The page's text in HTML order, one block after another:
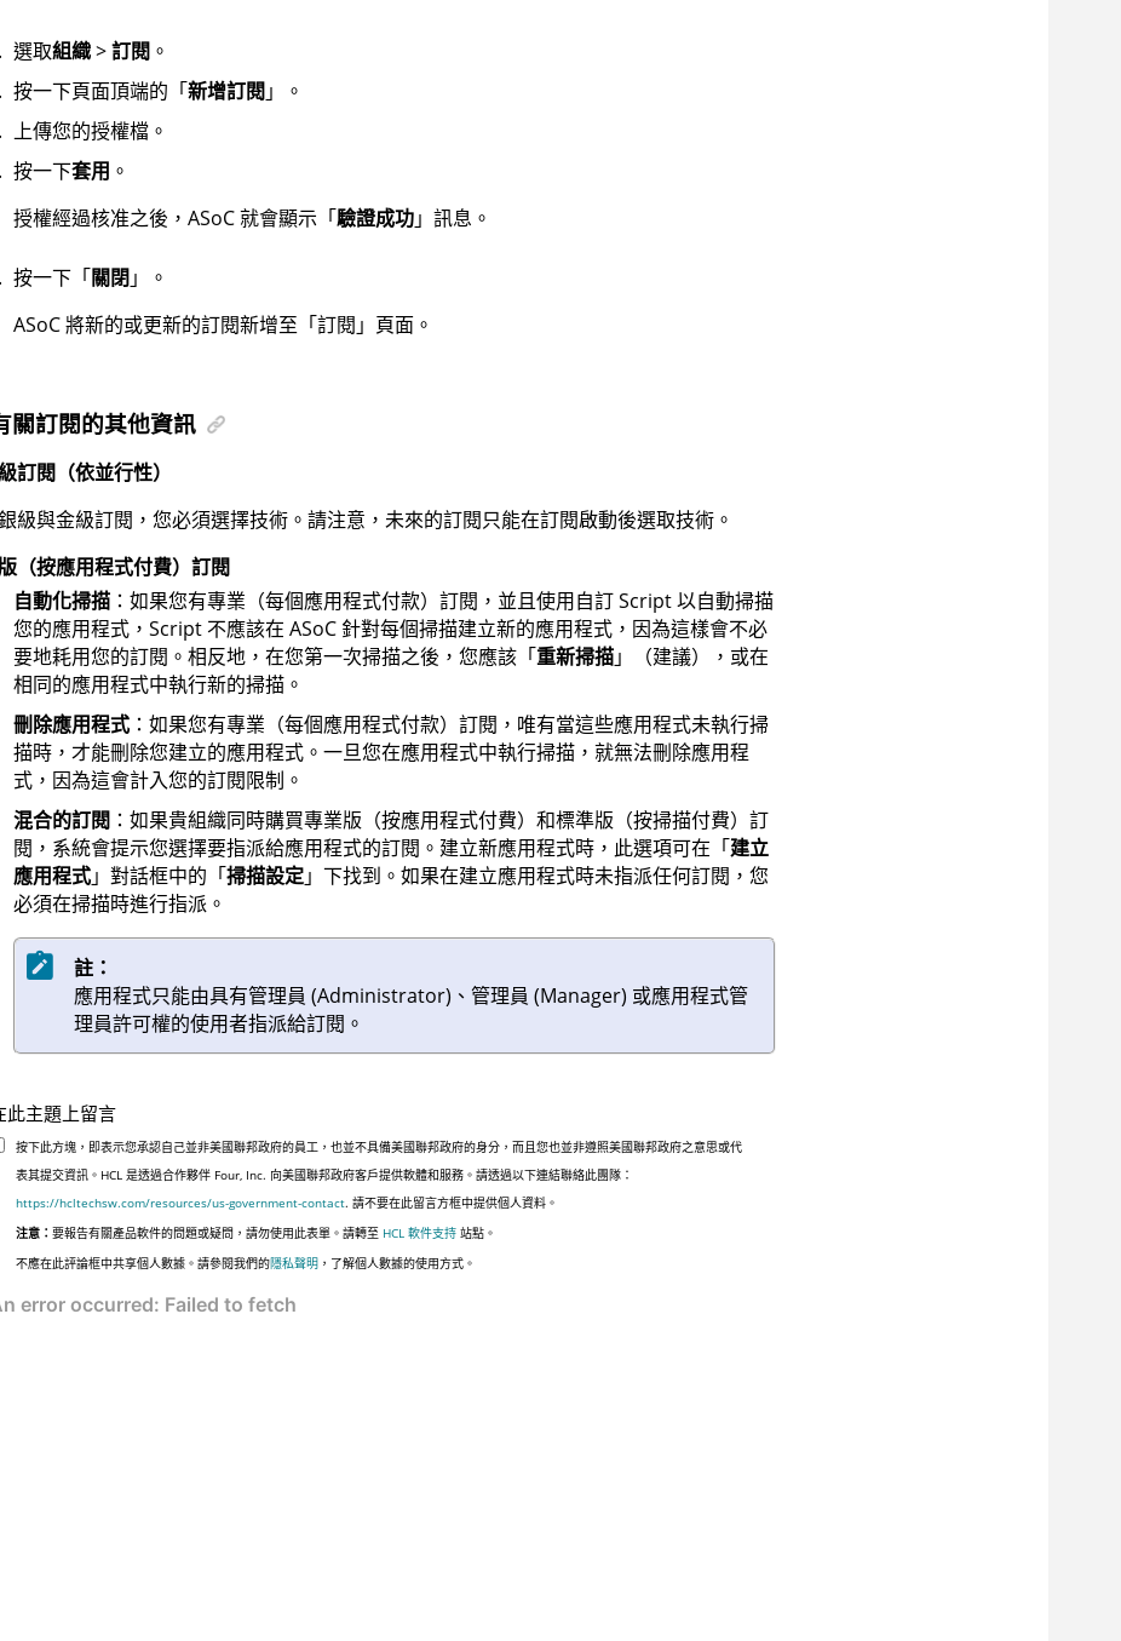
選取組織>訂閱。
按一下頁面頂端的「新增訂閱」。
上傳您的授權檔。
按一下套用 。
授權經過核准之後， ASoC就會顯示「驗證成功」訊息。
按一下「關閉」。
ASoC將新的或更新的訂閱新增至「訂閱」頁面。
關訂閱的其他資訊
訂閱（依並行性）
級與金級訂閱，您必須選擇技術。請注意，未來的訂閱只能在訂閱啟動後選取技術。
（按應用程式付費）訂閱
自動化掃描：如果您有專業（每個應用程式付款）訂閱，並且使用自訂 Script 以自動掃描
您的應用程式，Script 不應該在 ASoC針對每個掃描建立新的應用程式，因為這樣會不必
要地耗用您的訂閱。相反地，在您第一次掃描之後，您應該「重新掃描」（建議），或在
相同的應用程式中執行新的掃描。
刪除應用程式：如果您有專業（每個應用程式付款）訂閱，唯有當這些應用程式未執行掃
描時，才能刪除您建立的應用程式。一旦您在應用程式中執行掃描，就無法刪除應用程
式，因為這會計入您的訂閱限制。
混合的訂閱：如果貴組織同時購買專業版（按應用程式付費）和標準版（按掃描付費）訂
閱，系統會提示您選擇要指派給應用程式的訂閱。建立新應用程式時，此選項可在「建立
應用程式」對話框中的「掃描設定」下找到。如果在建立應用程式時未指派任何訂閱，您
必須在掃描時進行指派。
註：
應用程式只能由具有管理員 (Administrator)、管理員 (Manager) 或應用程式管
理員許可權的使用者指派給訂閱。
此主題上留言
按下此方塊，即表示您承認自己並非美國聯邦政府的員工，也並不具備美國聯邦政府的身分，而且您也並非遵照美國聯邦政府之意思或代
表其提交資訊。HCL 是透過合作夥伴 Four, Inc. 向美國聯邦政府客戶提供軟體和服務。請透過以下連結聯絡此團隊：
https://hcltechsw.com/resources/us-government-contact. 請不要在此留言方框中提供個人資料。
注意：要報告有關產品軟件的問題或疑問，請勿使用此表單。請轉至 HCL 軟件支持 站點。
不應在此評論框中共享個人數據。請參閱我們的隱私聲明 ，了解個人數據的使用方式。